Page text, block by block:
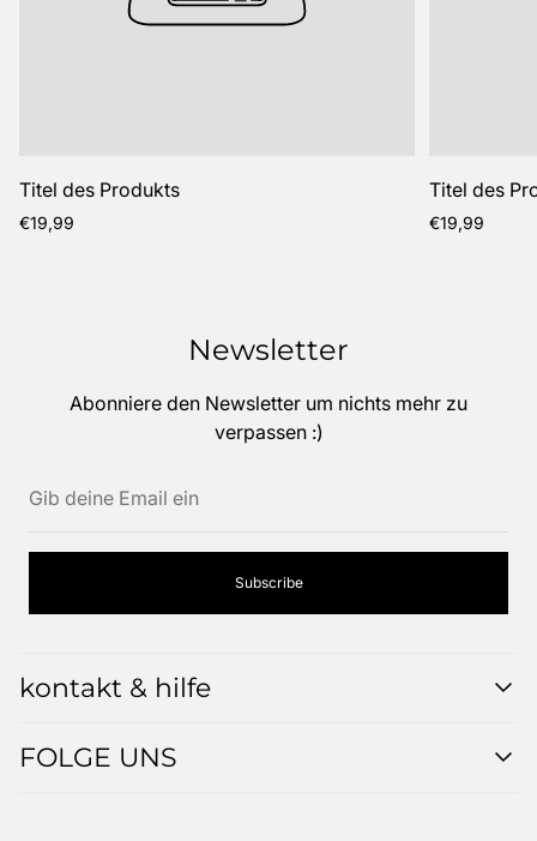
Titel des Produkts
Regulärer
€19,99
Titel des
Regulärer
€19,99
Newsletter
Abonniere den Newsletter um nichts mehr zu
verpassen :)
Subscribe
kontakt & hilfe
HILFE & SERVICE
FOLGE UNS